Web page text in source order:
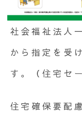
社会福祉法人
から指定を受
す。（住宅セ
住宅確保要配